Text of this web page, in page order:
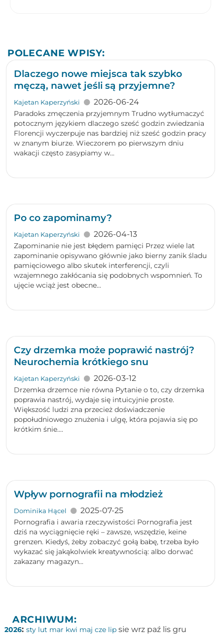
POLECANE WPISY:
Dlaczego nowe miejsca tak szybko
męczą, nawet jeśli są przyjemne?
Kajetan Kaperzyński 2026-06-24
Paradoks zmęczenia przyjemnym Trudno wytłumaczyć
potocznym językiem dlaczego sześć godzin zwiedzania
Florencji wyczerpuje nas bardziej niż sześć godzin pracy
w znanym biurze. Wieczorem po pierwszym dniu
wakacji często zasypiamy w...
Po co zapominamy?
Kajetan Kaperzyński 2026-04-13
Zapominanie nie jest błędem pamięci Przez wiele lat
zapominanie opisywano głównie jako bierny zanik śladu
pamięciowego albo skutek interferencji, czyli
wzajemnego zakłócania się podobnych wspomnień. To
ujęcie wciąż jest obecne...
Czy drzemka może poprawić nastrój?
Neurochemia krótkiego snu
Kajetan Kaperzyński 2026-03-12
Drzemka drzemce nie równa Pytanie o to, czy drzemka
poprawia nastrój, wydaje się intuicyjnie proste.
Większość ludzi zna przecież doświadczenie
popołudniowego znużenia i ulgę, która pojawia się po
krótkim śnie....
Wpływ pornografii na młodzież
Dominika Hącel 2025-07-25
Pornografia i awaria rzeczywistości Pornografia jest
dziś na wyciągnięcie ręki – zawsze, wszędzie, keine
grenzen. Kiedyś, żeby zobaczyć gołą babę, trzeba było
wykazać się jakąkolwiek kreatywnością: albo dorwać
zakazany magazyn...
ARCHIWUM:
2026: sty lut mar kwi maj cze lip sie wrz paź lis gru